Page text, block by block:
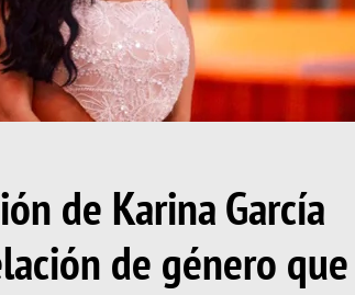
de Karina García
de género que